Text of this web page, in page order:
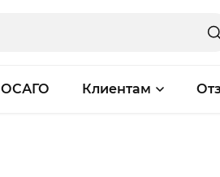
ОСАГО Клиентам